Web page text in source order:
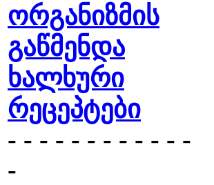
ორგანიზმის
გაწმენდა
ხალხური
რეცეპტები
- - - - - - - - - - - -
-